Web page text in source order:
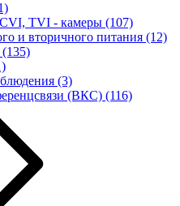
TVI - камеры (107)
и вторичного питания (12)
(135)
(3)
(ВКС) (116)